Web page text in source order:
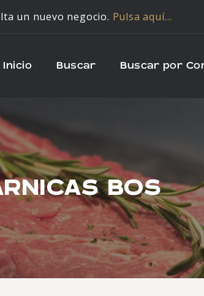
un nuevo negocio. Pulsa aquí…
Inicio Buscar Buscar por
BOS